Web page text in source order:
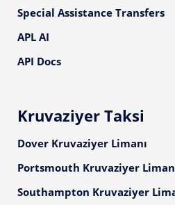
Special Assistance Transfers
APL AI
API Docs
Kruvaziyer Taksi
Dover Kruvaziyer Limanı
Portsmouth Kruvaziyer
Southampton Kruvaziyer